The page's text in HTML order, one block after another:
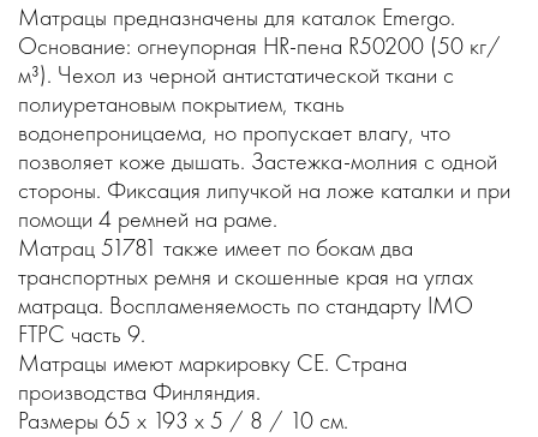
Матрацы предназначены для каталок Emergo.
Основание: огнеупорная HR-пена R50200 (50 кг/
м³). Чехол из черной антистатической ткани с
полиуретановым покрытием, ткань
водонепроницаема, но пропускает влагу, что
позволяет коже дышать. Застежка-молния с одной
стороны. Фиксация липучкой на ложе каталки и при
помощи 4 ремней на раме.
Матрац 51781 также имеет по бокам два
транспортных ремня и скошенные края на углах
матраца. Воспламеняемость по стандарту IMO
FTPC часть 9.
Матрацы имеют маркировку CE. Страна
производства Финляндия.
Размеры 65 x 193 x 5 / 8 / 10 см.